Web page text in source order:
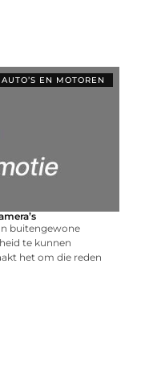
AUTO’S EN MOTOREN
buitengewone
te kunnen
het om die reden